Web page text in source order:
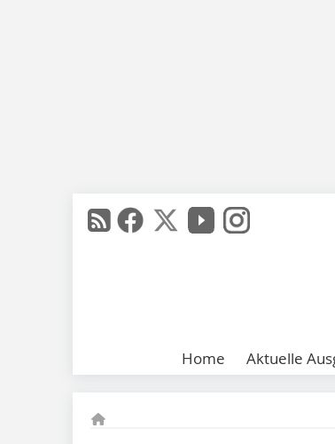
Home Aktuelle